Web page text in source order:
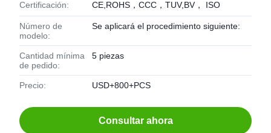
Certificación: CE,ROHS，CCC，TUV,BV， ISO
Número de
modelo:
Se aplicará el procedimiento siguiente:
Cantidad mínima
de pedido:
5 piezas
Precio: USD+800+PCS
Consultar ahora